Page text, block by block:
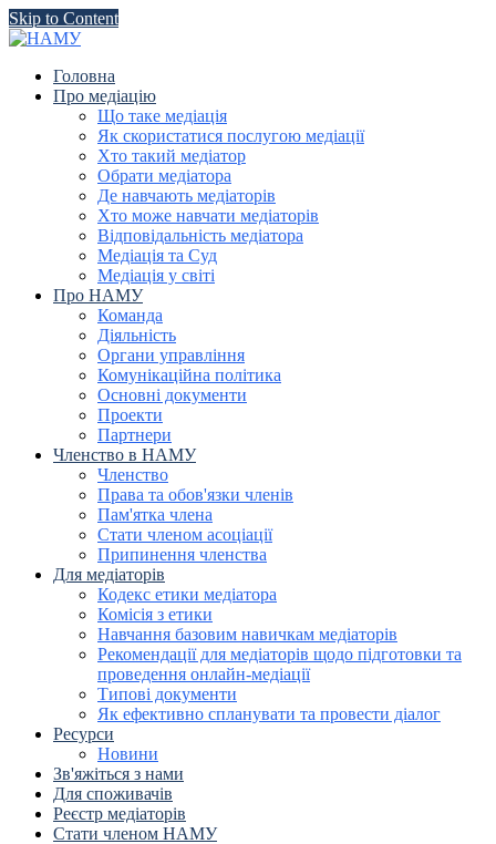
Skip to Content
Головна
Про медіацію
Що таке медіація
Як скористатися послугою медіації
Хто такий медіатор
Обрати медіатора
Де навчають медіаторів
Хто може навчати медіаторів
Відповідальність медіатора
Медіація та Суд
Медіація у світі
Про НАМУ
Команда
Діяльність
Органи управління
Комунікаційна політика
Основні документи
Проекти
Партнери
Членство в НАМУ
Членство
Права та обов'язки членів
Пам'ятка члена
Стати членом асоціації
Припинення членства
Для медіаторів
Кодекс етики медіатора
Комісія з етики
Навчання базовим навичкам медіаторів
Рекомендації для медіаторів щодо підготовки та
проведення онлайн-медіації
Типові документи
Як ефективно спланувати та провести діалог
Ресурси
Новини
Зв'яжіться з нами
Для споживачів
Реєстр медіаторів
Стати членом НАМУ